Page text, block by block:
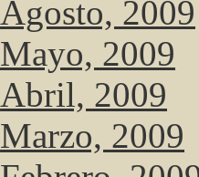
Agosto, 2009
Mayo, 2009
Abril, 2009
Marzo, 2009